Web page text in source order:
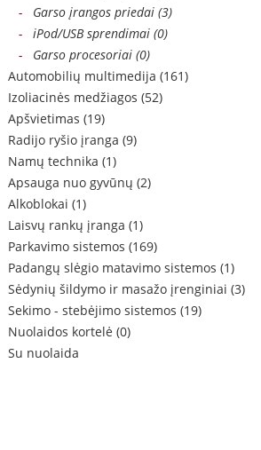
- Garso įrangos priedai (3)
- iPod/USB sprendimai (0)
- Garso procesoriai (0)
Automobilių multimedija (161)
Izoliacinės medžiagos (52)
Apšvietimas (19)
Radijo ryšio įranga (9)
Namų technika (1)
Apsauga nuo gyvūnų (2)
Alkoblokai (1)
Laisvų rankų įranga (1)
Parkavimo sistemos (169)
Padangų slėgio matavimo sistemos (1)
Sėdynių šildymo ir masažo įrenginiai (3)
Sekimo - stebėjimo sistemos (19)
Nuolaidos kortelė (0)
Su nuolaida